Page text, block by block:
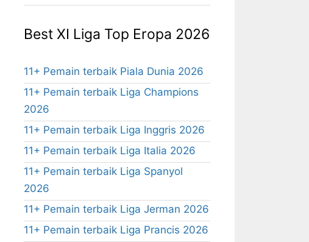
Best XI Liga Top Eropa 2026
11+ Pemain terbaik Piala Dunia 2026
11+ Pemain terbaik Liga Champions
2026
11+ Pemain terbaik Liga Inggris 2026
11+ Pemain terbaik Liga Italia 2026
11+ Pemain terbaik Liga Spanyol
2026
11+ Pemain terbaik Liga Jerman 2026
11+ Pemain terbaik Liga Prancis 2026